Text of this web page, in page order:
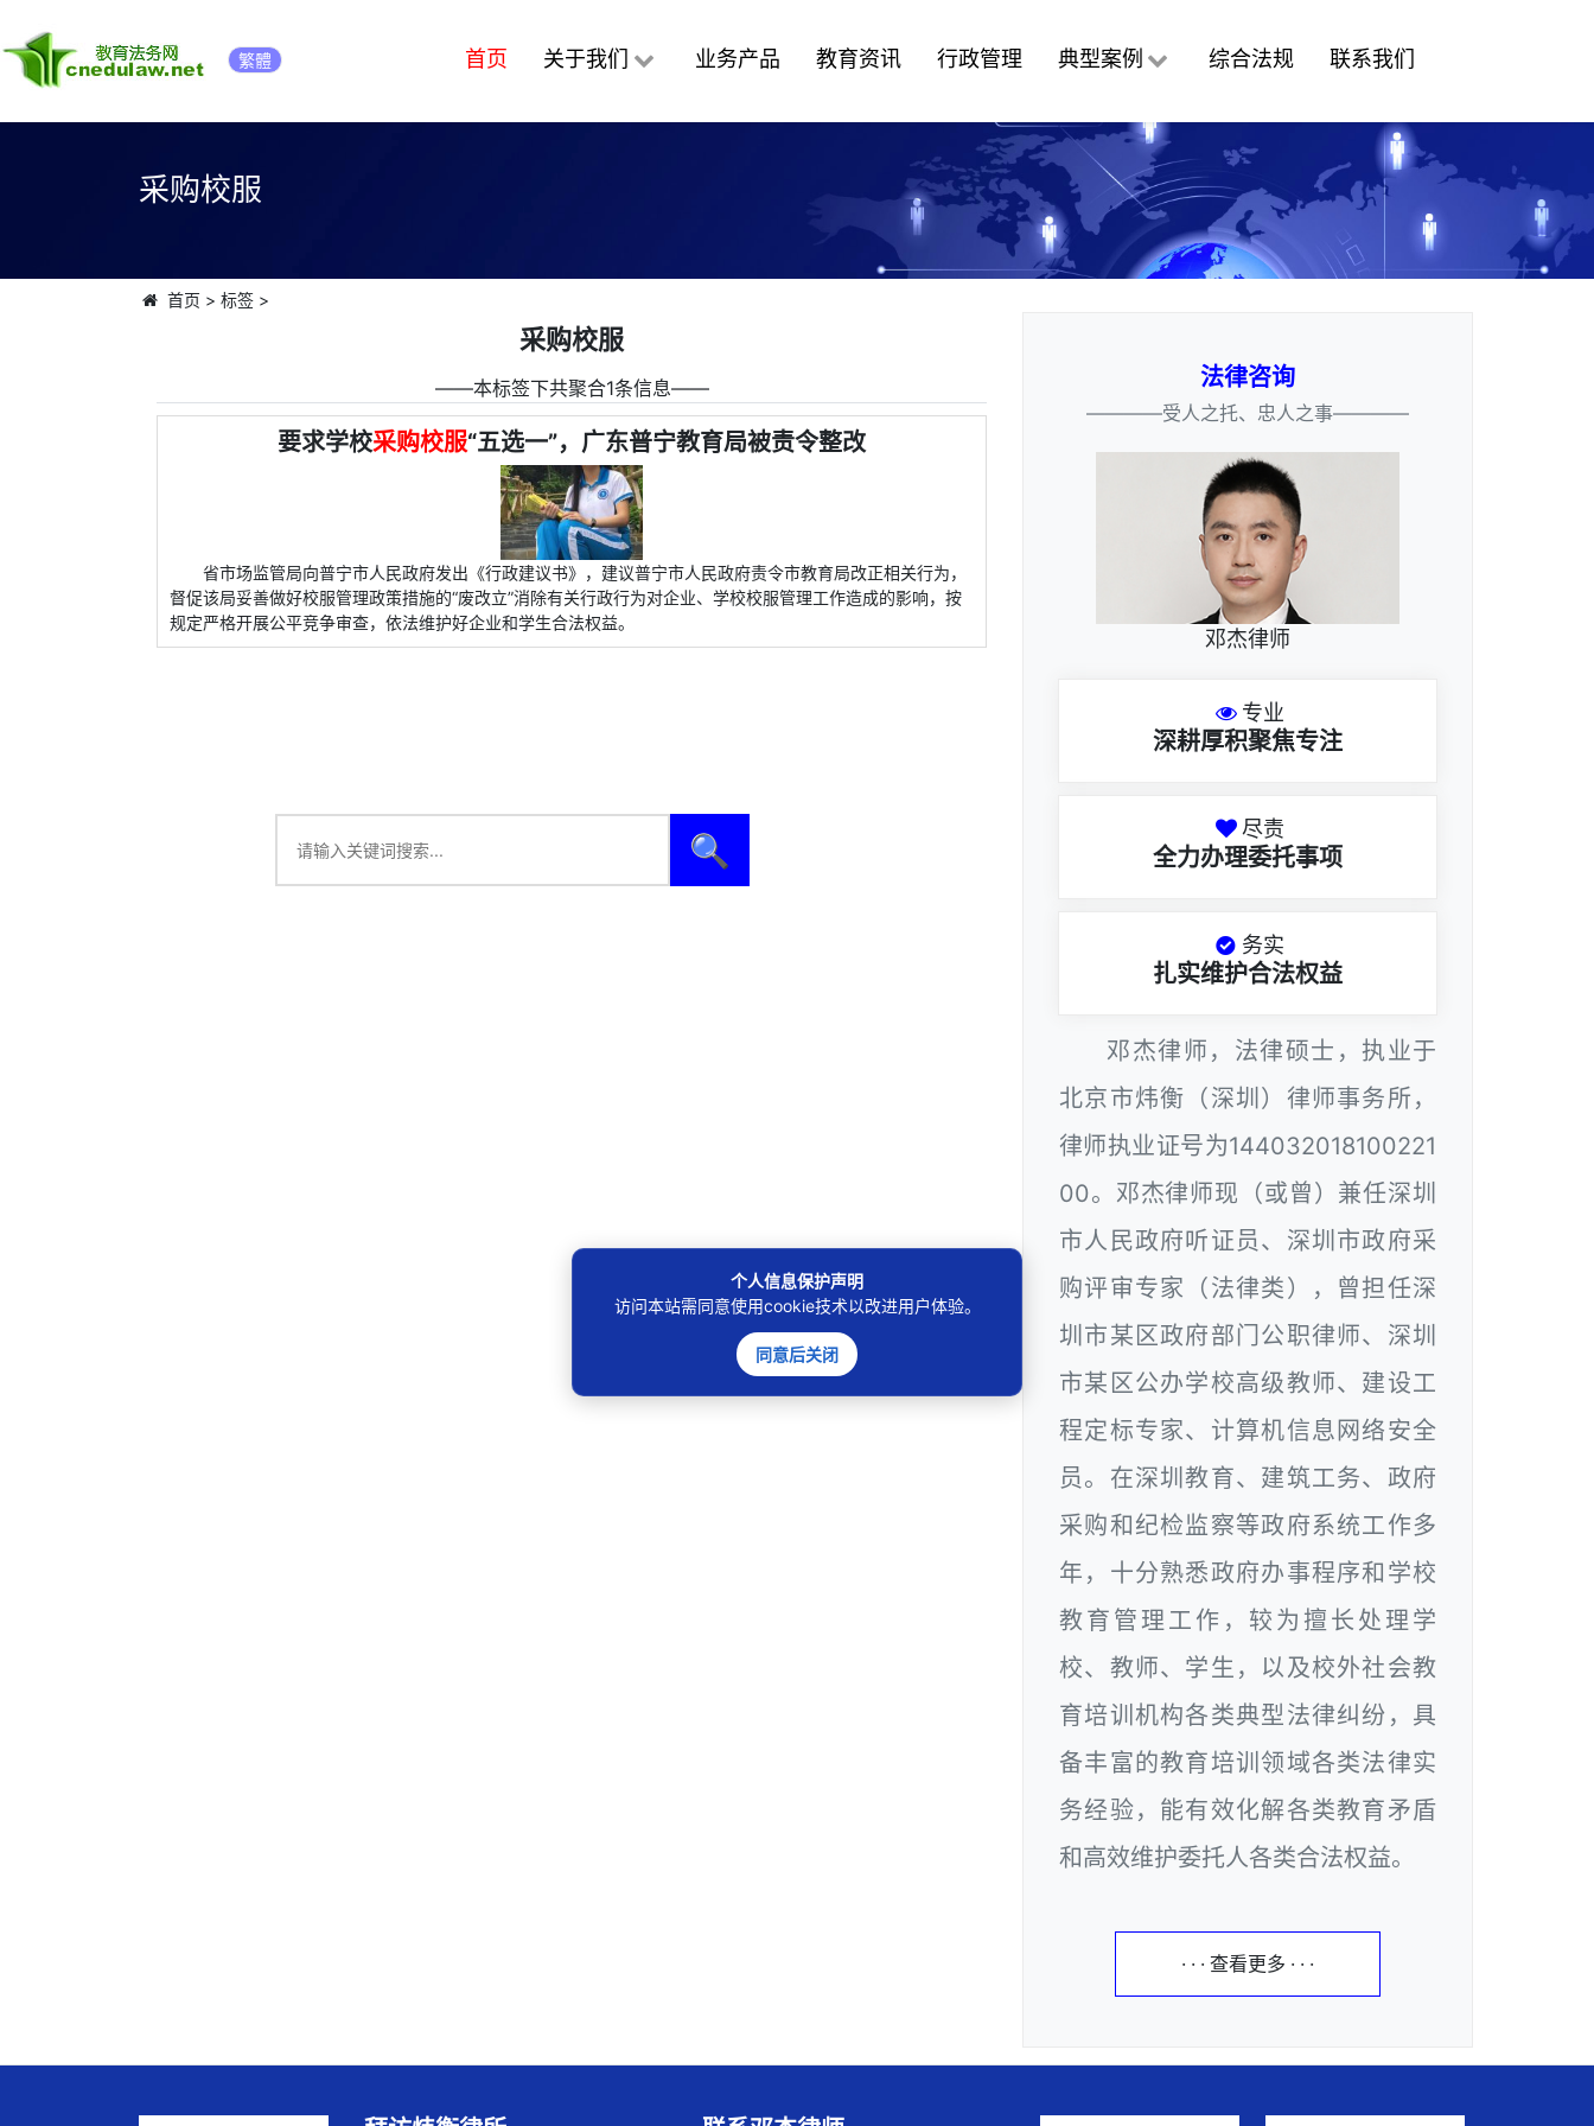
繁體 首页 关于我们 业务产品 教育资讯 行政管理 典型案例 综合法规 联系我们
采购校服
首页 > 标签>
采购校服
――本标签下共聚合1条信息――
要求学校采购校服“五选一”，广东普宁教育局被责令整改
省市场监管局向普宁市人民政府发出《行政建议书》，建议普宁市人民政府责令市教育局改正相关行为，
督促该局妥善做好校服管理政策措施的“废改立”消除有关行政行为对企业、学校校服管理工作造成的影响，按
规定严格开展公平竞争审查，依法维护好企业和学生合法权益。
🔍
法律咨询
————受人之托、忠人之事————
邓杰律师
专业
深耕厚积聚焦专注
尽责
全力办理委托事项
务实
扎实维护合法权益
邓杰律师，法律硕士，执业于
北京市炜衡（深圳）律师事务所，
律师执业证号为144032018100221
00。邓杰律师现（或曾）兼任深圳
市人民政府听证员、深圳市政府采
购评审专家（法律类），曾担任深
圳市某区政府部门公职律师、深圳
市某区公办学校高级教师、建设工
程定标专家、计算机信息网络安全
员。在深圳教育、建筑工务、政府
采购和纪检监察等政府系统工作多
年，十分熟悉政府办事程序和学校
教育管理工作，较为擅长处理学
校、教师、学生，以及校外社会教
育培训机构各类典型法律纠纷，具
备丰富的教育培训领域各类法律实
务经验，能有效化解各类教育矛盾
和高效维护委托人各类合法权益。
· · · 查看更多 · · ·
个人信息保护声明
访问本站需同意使用cookie技术以改进用户体验。
同意后关闭